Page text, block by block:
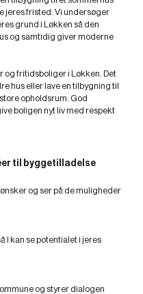
jeres fristed. Vi undersøger
grund i Løkken så den
og samtidig giver moderne
og fritidsboliger i Løkken. Det
hus eller lave en tilbygning til
opholdsrum. God
boligen nyt liv med respekt
til byggetilladelse
og ser på de muligheder
I kan se potentialet i jeres
og styrer dialogen